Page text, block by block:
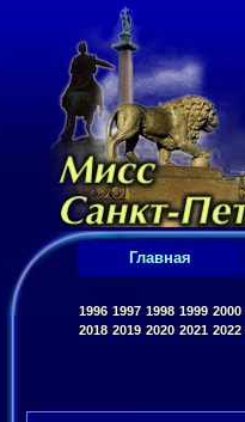
Главная
1996 1997 1998 1999 2000
2018 2019 2020 2021 2022